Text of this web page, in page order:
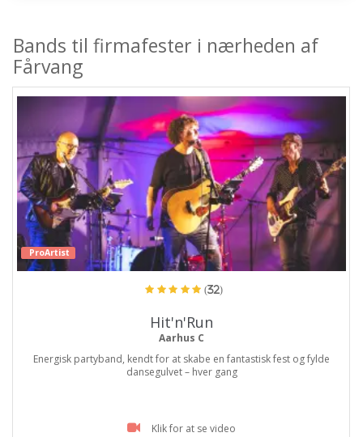
Bands til firmafester i nærheden af
Fårvang
ProArtist
(32)
Hit'n'Run
Aarhus C
Energisk partyband, kendt for at skabe en fantastisk fest og fylde
dansegulvet – hver gang
Klik for at se video